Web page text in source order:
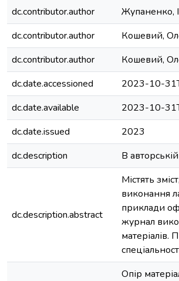
dc.contributor.author
Жупаненко,
dc.contributor.author
Кошевий,
dc.contributor.author
Кошевий,
dc.date.accessioned
2023-10-
dc.date.available
2023-10-
dc.date.issued
2023
dc.description
В
dc.description.abstract
Містять
виконання
приклади
журнал
матеріалів.
Опір